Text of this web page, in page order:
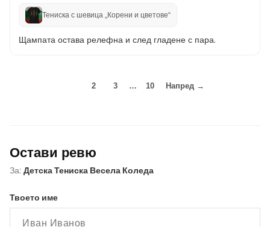
Тениска с шевица „Корени и цветове“
Щампата остава релефна и след гладене с пара.
2 3 … 10 Напред →
Остави ревю
За: Детска Тениска Весела Коледа
Твоето име